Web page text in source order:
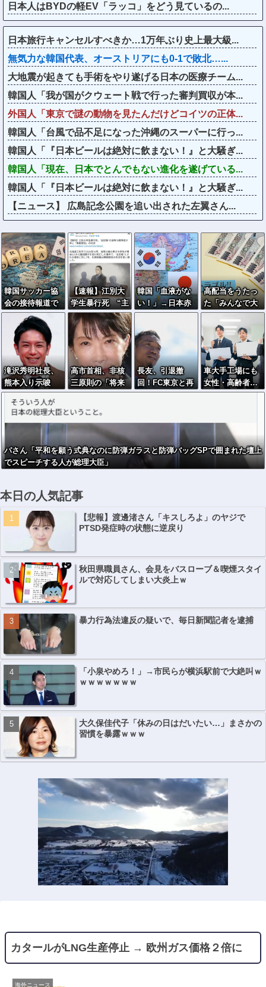
日本人はBYDの軽EV「ラッコ」をどう見ているの...
日本旅行キャンセルすべきか…1万年ぶり史上最大級...
無気力な韓国代表、オーストリアにも0-1で敗北…...
大地震が起きても手術をやり遂げる日本の医療チーム...
韓国人「我が国がクウェート戦で行った審判買収が本...
外国人「東京で謎の動物を見たんだけどコイツの正体...
韓国人「台風で品不足になった沖縄のスーパーに行っ...
韓国人「『日本ビールは絶対に飲まない！』と大騒ぎ...
韓国人「現在、日本でとんでもない進化を遂げている...
韓国人「『日本ビールは絶対に飲まない！』と大騒ぎ...
【ニュース】 広島記念公園を追い出された左翼さん...
韓国サッカー協
会の接待報道で
「2002年も調べ
ろ」の声続出ｗ
ｗｗ
【速報】江別大
学生暴行死 “主
犯格”の特定少
年・川口侑斗被
告に「無期懲
役」の判決 当
時17歳少年に
「懲役30年」の
判決
韓国「血液がな
い！」→日本赤
十字、即支援へ
高配当をうたっ
た「みんなで大
家さん」→実態
は2881億円の債
務超過
滝沢秀明社長、
熊本入り示唆
「男手が必要。
時間を見つけて
行きたい」
高市首相、非核
三原則の「将来
的な堅持」明言
抑止力「縛って
いる」との問題
意識か
長友、引退撤
回！FC東京と再
契約ｷﾀ━━━━
車大手工場にも
女性・高齢者…
軽作業ラインや
パさん「平和を願う式典なのに防弾ガラスと防弾バッグSPで囲まれた壇上
でスピーチする人が総理大臣」
本日の人気記事
【悲報】渡邊渚さん「キスしろよ」のヤジで
PTSD発症時の状態に逆戻り
秋田県職員さん、会見をバスローブ＆喫煙スタイ
ルで対応してしまい大炎上ｗ
暴力行為法違反の疑いで、毎日新聞記者を逮捕
「小泉やめろ！」→市民らが横浜駅前で大絶叫ｗ
ｗｗｗｗｗｗｗ
大久保佳代子「休みの日はだいたい…」まさかの
習慣を暴露ｗｗｗ
カタールがLNG生産停止 → 欧州ガス価格２倍に
海外ニュース